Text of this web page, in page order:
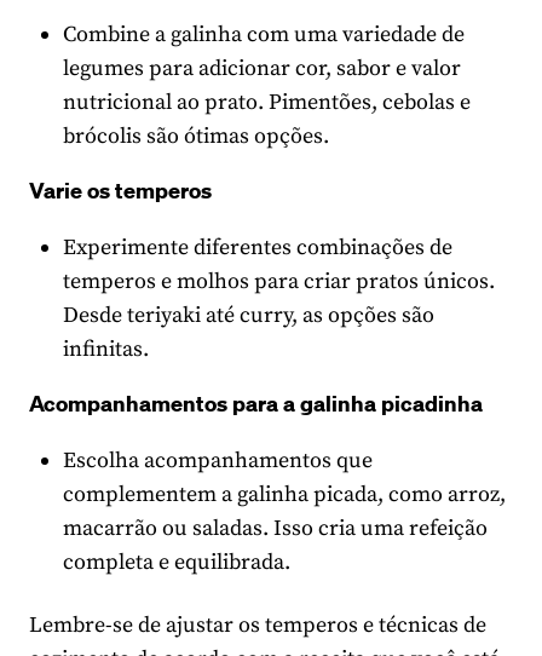
Combine a galinha com uma variedade de
legumes para adicionar cor, sabor e valor
nutricional ao prato. Pimentões, cebolas e
brócolis são ótimas opções.
Varie os temperos
Experimente diferentes combinações de
temperos e molhos para criar pratos únicos.
Desde teriyaki até curry, as opções são
infinitas.
Acompanhamentos para a galinha picadinha
Escolha acompanhamentos que
complementem a galinha picada, como arroz,
macarrão ou saladas. Isso cria uma refeição
completa e equilibrada.
Lembre-se de ajustar os temperos e técnicas de